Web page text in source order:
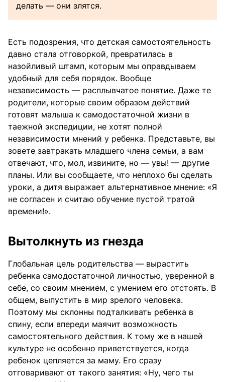
делать — они злятся.
Есть подозрения, что детская самостоятельность
давно стала отговоркой, превратилась в
назойливый штамп, которым мы оправдываем
удобный для себя порядок. Вообще
независимость — расплывчатое понятие. Даже те
родители, которые своим образом действий
готовят малыша к самодостаточной жизни в
таежной экспедиции, не хотят полной
независимости мнений у ребенка. Представьте, вы
зовете завтракать младшего члена семьи, а вам
отвечают, что, мол, извините, но — увы! — другие
планы. Или вы сообщаете, что неплохо бы сделать
уроки, а дитя выражает альтернативное мнение: «Я
не согласен и считаю обучение пустой тратой
времени!».
Вытолкнуть из гнезда
Глобальная цель родительства — вырастить
ребенка самодостаточной личностью, уверенной в
себе, со своим мнением, с умением его отстоять. В
общем, выпустить в мир зрелого человека.
Поэтому мы склонны подталкивать ребенка в
спину, если впереди маячит возможность
самостоятельного действия. К тому же в нашей
культуре не особенно приветствуется, когда
ребенок цепляется за маму. Его сразу
отговаривают от такого занятия: «Ну, чего ты